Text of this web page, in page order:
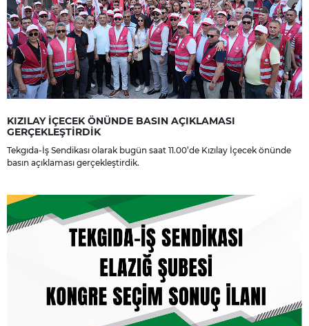
KIZILAY İÇECEK ÖNÜNDE BASIN AÇIKLAMASI
GERÇEKLEŞTİRDİK
Tekgıda-İş Sendikası olarak bugün saat 11.00’de Kızılay İçecek önünde
basın açıklaması gerçekleştirdik.